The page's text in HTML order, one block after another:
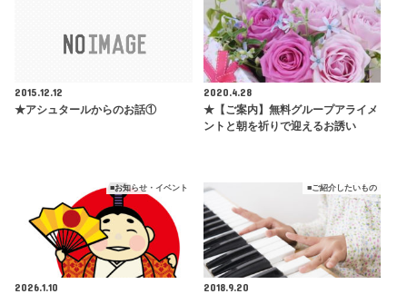
2015.12.12
★アシュタールからのお話①
2020.4.28
★【ご案内】無料グループアライメ
ントと朝を祈りで迎えるお誘い
■お知らせ・イベント
2026.1.10
■ご紹介したいもの
2018.9.20